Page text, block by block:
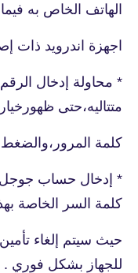
الهاتف الخاص به
اجهزة اندرويد ذات إصدار 4.4 أو أقل عن طريق
* محاولة إدخال
متتاليه،حتى
كلمة
* إدخال حساب جوجل
كلمة السر الخاصة
حيث سيتم إلغاء
للجهاز بشكل فوري .